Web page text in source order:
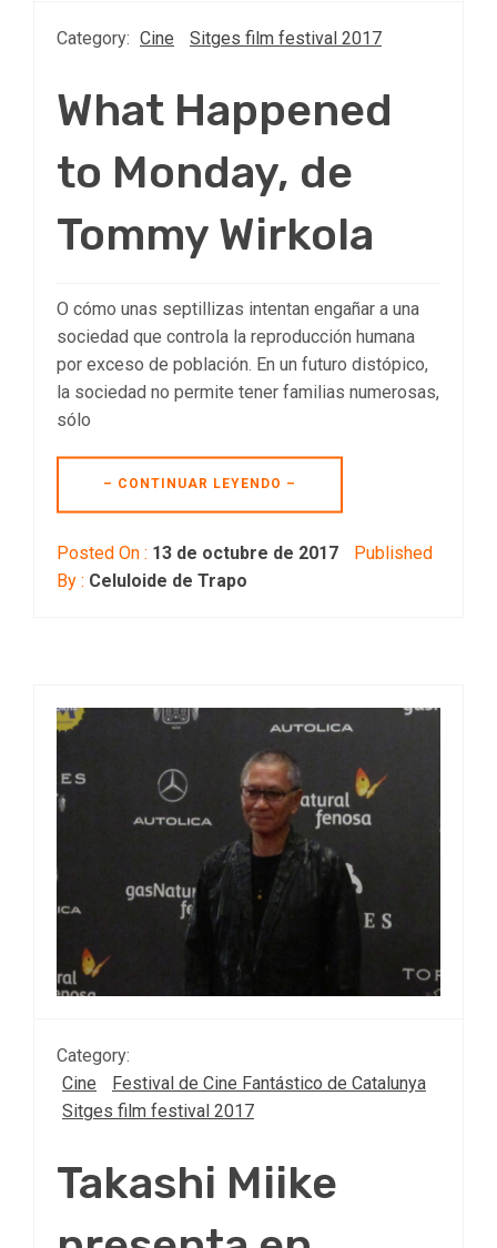
Category: Cine Sitges film festival 2017
What Happened
to Monday, de
Tommy Wirkola
O cómo unas septillizas intentan engañar a una
sociedad que controla la reproducción humana
por exceso de población. En un futuro distópico,
la sociedad no permite tener familias numerosas,
sólo
– CONTINUAR LEYENDO –
Posted On : 13 de octubre de 2017
Published
By : Celuloide de Trapo
Category:
Cine
Festival de Cine Fantástico de Catalunya
Sitges film festival 2017
Takashi Miike